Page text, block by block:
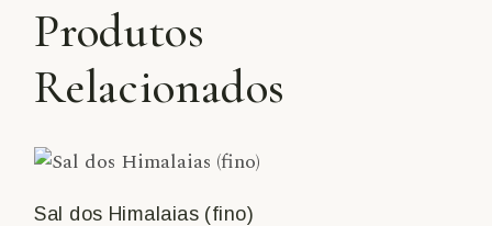
Produtos
Relacionados
Sal dos Himalaias (fino)